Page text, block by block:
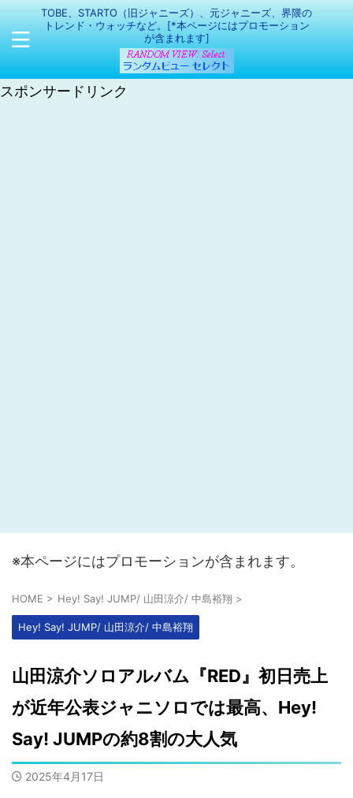
TOBE、STARTO（旧ジャニーズ）、元ジャニーズ、界隈の
トレンド・ウォッチなど。[*本ページにはプロモーション
が含まれます]
スポンサードリンク
※本ページにはプロモーションが含まれます。
HOME > Hey! Say! JUMP/ 山田涼介/ 中島裕翔 >
Hey! Say! JUMP/ 山田涼介/ 中島裕翔
山田涼介ソロアルバム『RED』初日売上
が近年公表ジャニソロでは最高、Hey!
Say! JUMPの約8割の大人気
2025年4月17日